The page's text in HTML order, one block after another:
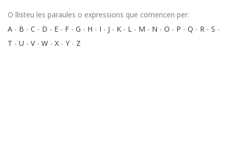
O llisteu les paraules o expressions que comencen per:
A - B - C - D - E - F - G - H - I - J - K - L - M - N - O - P - Q - R - S -
T - U - V- W - X - Y - Z